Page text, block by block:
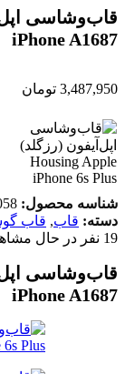
iPhone A1687
3,487,950 تومان
شناسه محصول: 4
دسته: قاب, قاب
19 نفر در حال
iPhone A1687